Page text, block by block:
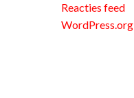
Reacties feed
WordPress.org